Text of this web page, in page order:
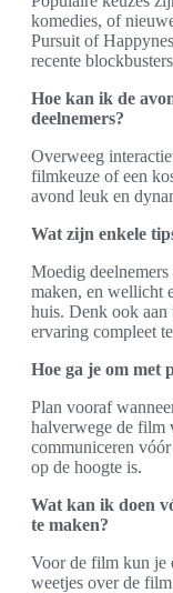
komedies, of
Pursuit of
recente
Hoe kan ik de
deelnemers?
Overweeg
filmkeuze of een
avond leuk en
Wat zijn enkele
Moedig
maken, en wellicht
huis. Denk ook aan
ervaring compleet
Hoe ga je om met
Plan vooraf
halverwege de film
communiceren
op de hoogte is.
Wat kan ik doen
te maken?
Voor de film kun je
weetjes over de